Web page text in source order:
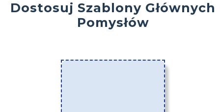
Dostosuj Szablony Głównych
Pomysłów